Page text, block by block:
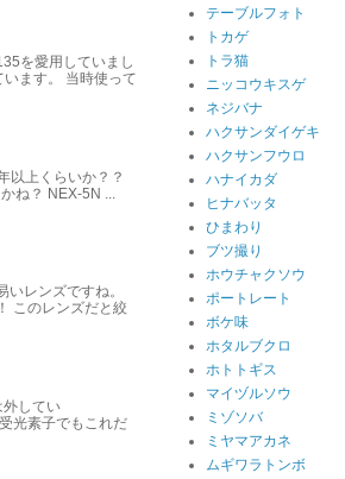
を愛用していまし
ます。 当時使って
以上くらいか？？
ね？ NEX-5N ...
レンズですね。
このレンズだと絞
してい
光素子でもこれだ
テーブルフォト
トカゲ
トラ猫
ニッコウキスゲ
ネジバナ
ハクサンダイゲキ
ハクサンフウロ
ハナイカダ
ヒナバッタ
ひまわり
ブツ撮り
ホウチャクソウ
ポートレート
ボケ味
ホタルブクロ
ホトトギス
マイヅルソウ
ミゾソバ
ミヤマアカネ
ムギワラトンボ